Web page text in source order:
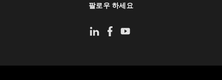
팔로우 하세요